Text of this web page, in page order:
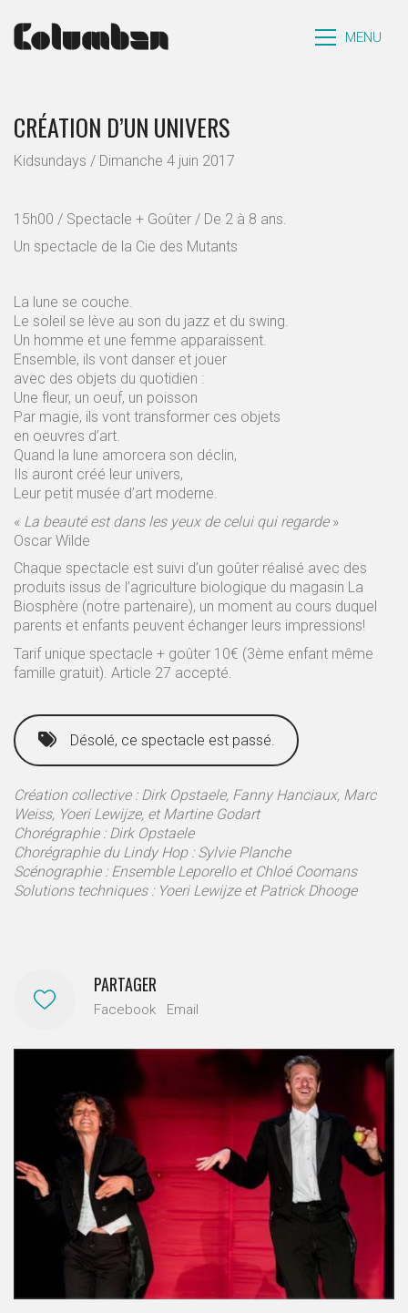
MENU
CRÉATION D’UN UNIVERS
Kidsundays / Dimanche 4 juin 2017
15h00 / Spectacle + Goûter / De 2 à 8 ans.
Un spectacle de la Cie des Mutants
La lune se couche.
Le soleil se lève au son du jazz et du swing.
Un homme et une femme apparaissent.
Ensemble, ils vont danser et jouer
avec des objets du quotidien :
Une fleur, un oeuf, un poisson
Par magie, ils vont transformer ces objets
en oeuvres d’art.
Quand la lune amorcera son déclin,
Ils auront créé leur univers,
Leur petit musée d’art moderne.
« La beauté est dans les yeux de celui qui regarde»
Oscar Wilde
Chaque spectacle est suivi d’un goûter réalisé avec des
produits issus de l’agriculture biologique du magasin La
Biosphère (notre partenaire), un moment au cours duquel
parents et enfants peuvent échanger leurs impressions!
Tarif unique spectacle + goûter 10€ (3ème enfant même
famille gratuit). Article 27 accepté.
Désolé, ce spectacle est passé.
Création collective : Dirk Opstaele, Fanny Hanciaux, Marc
Weiss, Yoeri Lewijze, et Martine Godart
Chorégraphie : Dirk Opstaele
Chorégraphie du Lindy Hop : Sylvie Planche
Scénographie : Ensemble Leporello et Chloé Coomans
Solutions techniques : Yoeri Lewijze et Patrick Dhooge
PARTAGER
Facebook Email